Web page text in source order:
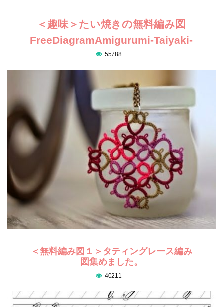
＜趣味＞たい焼きの無料編み図
FreeDiagramAmigurumi-Taiyaki-
55788
＜無料編み図１＞タティングレース編み
図集めました。
40211